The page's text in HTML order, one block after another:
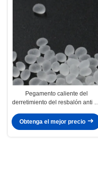
Pegamento caliente del
derretimiento del resbalón anti de
For
Obtenga el mejor precio